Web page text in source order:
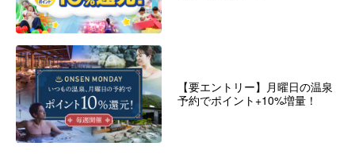
【要エントリー】月曜日の温泉
予約でポイント+10%増量！